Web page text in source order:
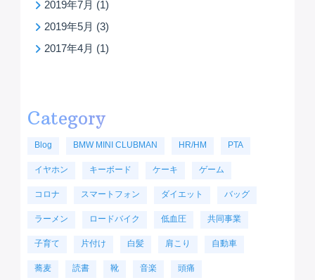
2019年7月 (1)
2019年5月 (3)
2017年4月 (1)
Category
Blog BMW MINI CLUBMAN HR/HM PTA
イヤホン キーボード ケーキ ゲーム
コロナ スマートフォン ダイエット バッグ
ラーメン ロードバイク 低血圧 共同事業
子育て 片付け 白髪 肩こり 自動車
蕎麦 読書 靴 音楽 頭痛